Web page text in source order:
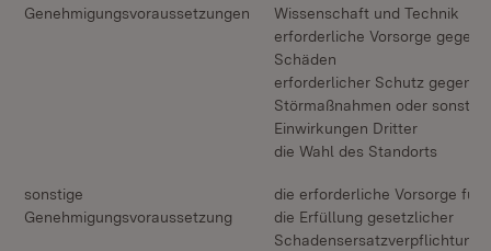
Genehmigungsvoraussetzungen
Wissenschaft und Technik
erforderliche Vorsorge gegen
Schäden
erforderlicher Schutz gegen
Störmaßnahmen oder sonstige
Einwirkungen Dritter
die Wahl des Standorts
sonstige
Genehmigungsvoraussetzung
die erforderliche Vorsorge für
die Erfüllung gesetzlicher